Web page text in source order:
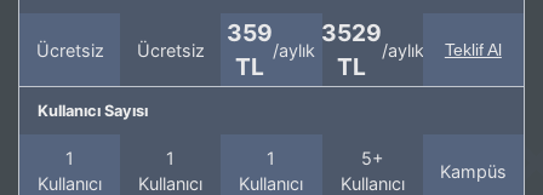
Ücretsiz Ücretsiz
359
TL
/aylık
3529
TL
/aylık Teklif Al
Kullanıcı Sayısı
1
Kullanıcı
1
Kullanıcı
1
Kullanıcı
5+
Kullanıcı
Kampüs